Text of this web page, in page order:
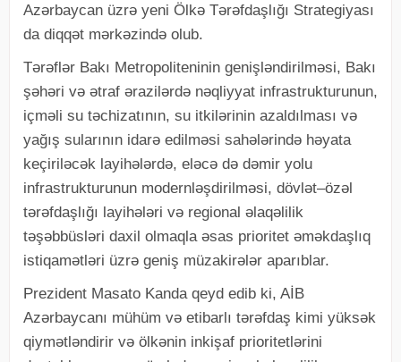
Azərbaycan üzrə yeni Ölkə Tərəfdaşlığı Strategiyası
da diqqət mərkəzində olub.
Tərəflər Bakı Metropoliteninin genişləndirilməsi, Bakı
şəhəri və ətraf ərazilərdə nəqliyyat infrastrukturunun,
içməli su təchizatının, su itkilərinin azaldılması və
yağış sularının idarə edilməsi sahələrində həyata
keçiriləcək layihələrdə, eləcə də dəmir yolu
infrastrukturunun modernləşdirilməsi, dövlət–özəl
tərəfdaşlığı layihələri və regional əlaqəlilik
təşəbbüsləri daxil olmaqla əsas prioritet əməkdaşlıq
istiqamətləri üzrə geniş müzakirələr aparıblar.
Prezident Masato Kanda qeyd edib ki, AİB
Azərbaycanı mühüm və etibarlı tərəfdaş kimi yüksək
qiymətləndirir və ölkənin inkişaf prioritetlərini